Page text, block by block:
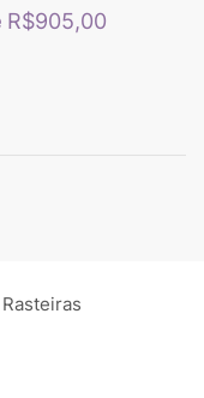
R$905,00
Rasteiras